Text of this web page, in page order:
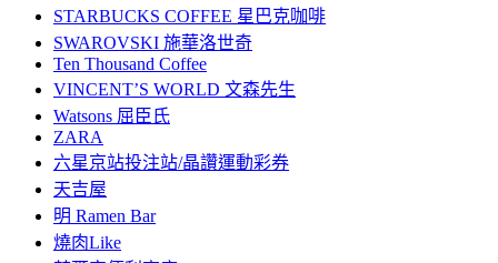
STARBUCKS COFFEE 星巴克咖啡
SWAROVSKI 施華洛世奇
Ten Thousand Coffee
VINCENT’S WORLD 文森先生
Watsons 屈臣氏
ZARA
六星京站投注站/晶讚運動彩券
天吉屋
明 Ramen Bar
燒肉Like